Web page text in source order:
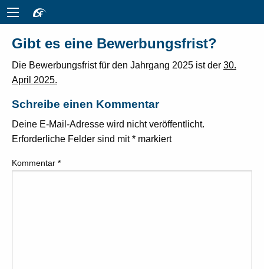
Gibt es eine Bewerbungsfrist?
Die Bewerbungsfrist für den Jahrgang 2025 ist der 30.
April 2025.
Schreibe einen Kommentar
Deine E-Mail-Adresse wird nicht veröffentlicht.
Erforderliche Felder sind mit* markiert
Kommentar *